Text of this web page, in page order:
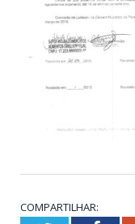
COMPARTILHAR: